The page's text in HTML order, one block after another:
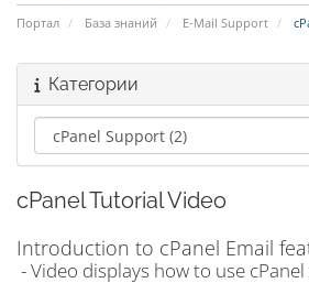
Портал База знаний E-Mail Support
Категории
cPanel Tutorial Video
Introduction to cPanel Email
- Video displays how to use cPanel